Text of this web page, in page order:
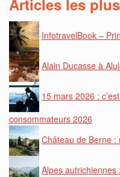
InfotravelBook –
Alain Ducasse à
15 mars 2026 :
consommateurs 2026
Château de Berne :
Alpes